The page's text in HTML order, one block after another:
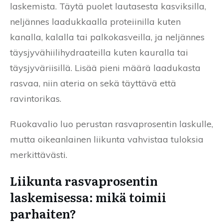
laskemista. Täytä puolet lautasesta kasviksilla,
neljännes laadukkaalla proteiinilla kuten
kanalla, kalalla tai palkokasveilla, ja neljännes
täysjyvähiilihydraateilla kuten kauralla tai
täysjyväriisillä. Lisää pieni määrä laadukasta
rasvaa, niin ateria on sekä täyttävä että
ravintorikas.
Ruokavalio luo perustan rasvaprosentin laskulle,
mutta oikeanlainen liikunta vahvistaa tuloksia
merkittävästi.
Liikunta rasvaprosentin
laskemisessa: mikä toimii
parhaiten?